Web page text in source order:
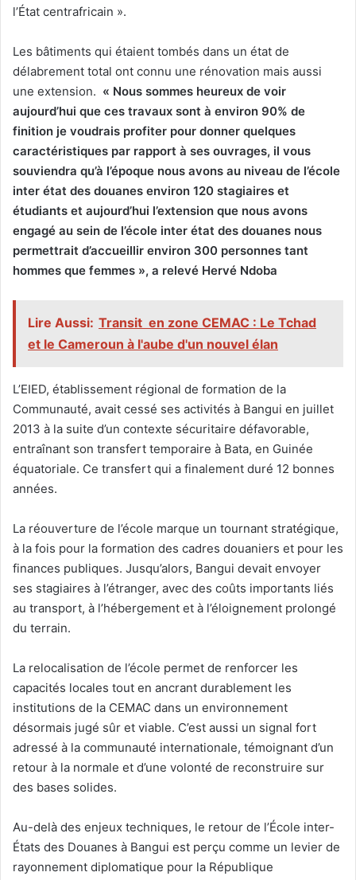
l’État centrafricain ».
Les bâtiments qui étaient tombés dans un état de
délabrement total ont connu une rénovation mais aussi
une extension. « Nous sommes heureux de voir
aujourd’hui que ces travaux sont à environ 90% de
finition je voudrais profiter pour donner quelques
caractéristiques par rapport à ses ouvrages, il vous
souviendra qu’à l’époque nous avons au niveau de l’école
inter état des douanes environ 120 stagiaires et
étudiants et aujourd’hui l’extension que nous avons
engagé au sein de l’école inter état des douanes nous
permettrait d’accueillir environ 300 personnes tant
hommes que femmes », a relevé Hervé Ndoba
Lire Aussi: Transit en zone CEMAC : Le Tchad
et le Cameroun à l'aube d'un nouvel élan
L’EIED, établissement régional de formation de la
Communauté, avait cessé ses activités à Bangui en juillet
2013 à la suite d’un contexte sécuritaire défavorable,
entraînant son transfert temporaire à Bata, en Guinée
équatoriale. Ce transfert qui a finalement duré 12 bonnes
années.
La réouverture de l’école marque un tournant stratégique,
à la fois pour la formation des cadres douaniers et pour les
finances publiques. Jusqu’alors, Bangui devait envoyer
ses stagiaires à l’étranger, avec des coûts importants liés
au transport, à l’hébergement et à l’éloignement prolongé
du terrain.
La relocalisation de l’école permet de renforcer les
capacités locales tout en ancrant durablement les
institutions de la CEMAC dans un environnement
désormais jugé sûr et viable. C’est aussi un signal fort
adressé à la communauté internationale, témoignant d’un
retour à la normale et d’une volonté de reconstruire sur
des bases solides.
Au-delà des enjeux techniques, le retour de l’École inter-
États des Douanes à Bangui est perçu comme un levier de
rayonnement diplomatique pour la République